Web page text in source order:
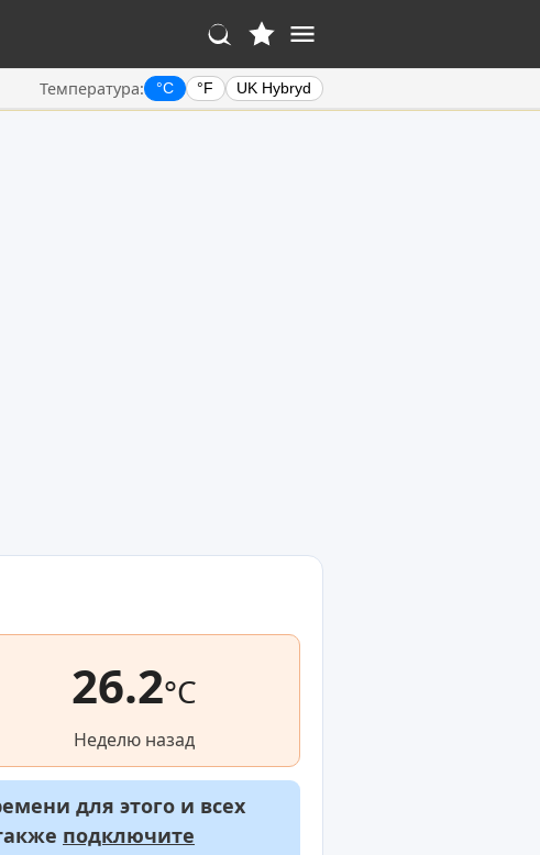
Температура: °C °F UK Hybryd
26.2°C
Неделю назад
для этого и всех
подключите